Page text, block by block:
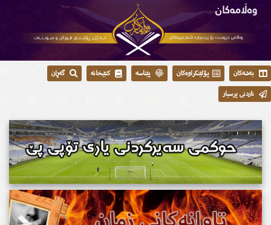
بەشەکان پۆلێنکراوەکان پێناسە کتێبخانە
گەڕان
ناردنی پرسیار